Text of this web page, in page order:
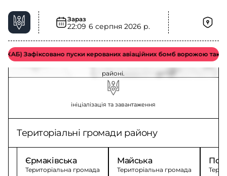
Зараз
22:09 6 серпня 2026 р.
Зафіксовано пуски керованих авіаційних бомб ворожою
Загроза артилерії у Джанкойському районі –
актуальна ситуація
Оновлення щодо загрози артилерії у Джанкойському
районі.
ініціалізація та завантаження
Територіальні громади району
Єрмаківська
Територіальна громада
Майська
Територіальна громада